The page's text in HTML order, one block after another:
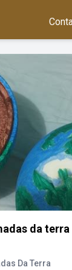
da terra
Da Terra